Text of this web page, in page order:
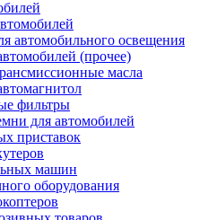
автомобильного освещения
(прочее)
масла
фильтры
для автомобилей
приставок
машин
оборудования